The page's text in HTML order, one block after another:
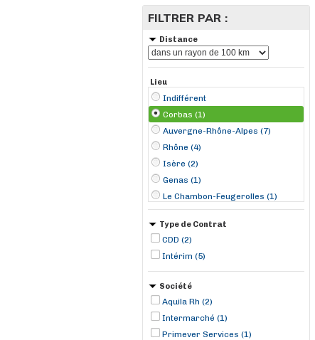
FILTRER PAR :
Distance
Lieu
Indifférent
Corbas (1)
Auvergne-Rhône-Alpes (7)
Rhône (4)
Isère (2)
Genas (1)
Le Chambon-Feugerolles (1)
Les Avenières (1)
Saint-Bonnet-de-Mure (1)
Saint-Priest (1)
Villette-de-Vienne (1)
Type de Contrat
CDD (2)
Intérim (5)
Société
Aquila Rh (2)
Intermarché (1)
Primever Services (1)